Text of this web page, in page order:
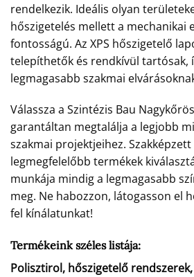
rendelkezik. Ideális olyan
hőszigetelés mellett a mechanikai
fontosságú. Az XPS hőszigetelő
telepíthetők és rendkívül tartósak,
legmagasabb szakmai
Válassza a Szintézis Bau
garantáltan megtalálja a legjobb
szakmai projektjeihez.
legmegfelelőbb termékek
munkája mindig a legmagasabb
meg. Ne habozzon, látogasson el
fel kínálatunkat!
Termékeink széles listája:
Polisztirol, hőszigetelő